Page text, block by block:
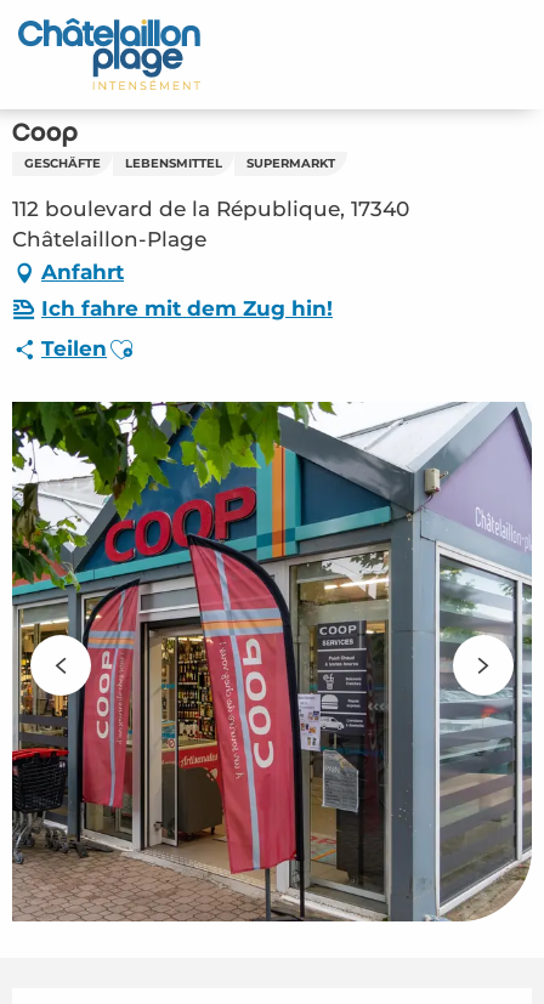
Aller
au
principal
Startseite - DE
Entdecken Sie
Aktivitäten
Zu leben
Treffpunkt
Ihr Aufenthalt - DE
ORG – Coop (Châtelaillon-Plage) #2808243
Coop
GESCHÄFTE LEBENSMITTEL SUPERMARKT
112 boulevard de la République, 17340
Châtelaillon-Plage
Anfahrt
Ich fahre mit dem Zug hin!
Teilen Ajouter aux favoris